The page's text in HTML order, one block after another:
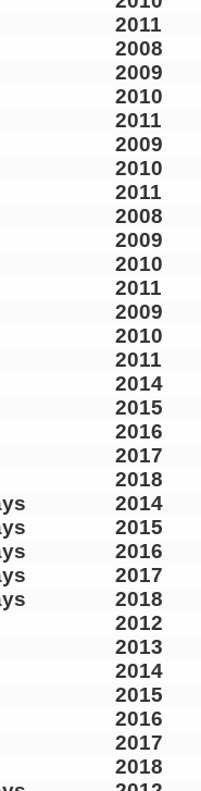
2011
2008
2009
2010
2011
2009
2010
2011
2008
2009
2010
2011
2009
2010
2011
2014
2015
2016
2017
2018
2014
2015
2016
2017
2018
2012
2013
2014
2015
2016
2017
2018